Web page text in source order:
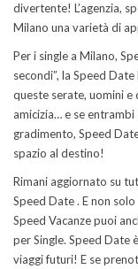
divertente! L’agenzia,
Milano una varietà di
Per i single a Milano,
secondi”, la Speed
queste serate, uomini
amicizia… e se entrambi
gradimento, Speed
spazio al destino!
Rimani aggiornato su
Speed Date . E non
Speed Vacanze puoi
per Single. Speed Date
viaggi futuri! E se